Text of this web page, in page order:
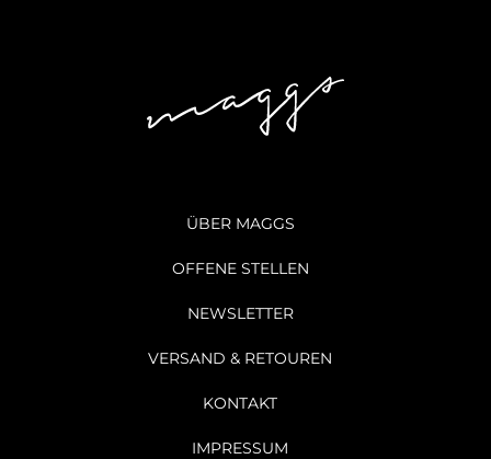
ÜBER MAGGS
OFFENE STELLEN
NEWSLETTER
VERSAND & RETOUREN
KONTAKT
IMPRESSUM